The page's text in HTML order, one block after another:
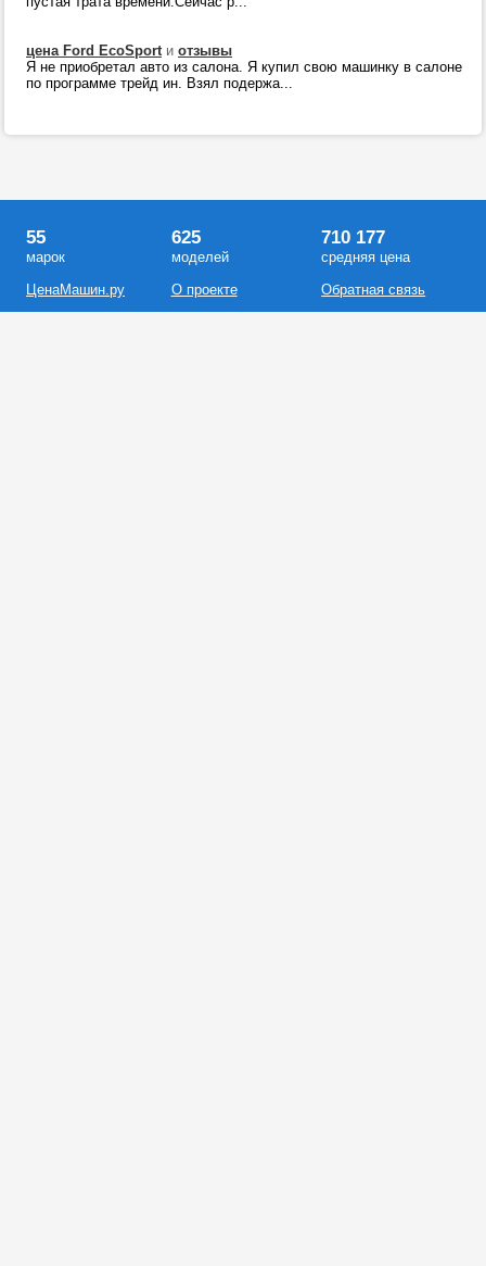
цена Ford EcoSportи отзывы
Я не приобретал авто из салона. Я купил свою машинку в салоне
по программе трейд ин. Взял подержа...
55
марок
ЦенаМашин.ру
625
моделей
О проекте
710 177
средняя цена
Обратная связь